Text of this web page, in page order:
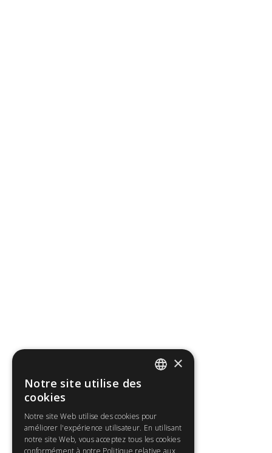
×
Notre site utilise des
cookies
Notre site Web utilise des cookies pour
améliorer l'expérience utilisateur. En utilisant
notre site Web, vous acceptez tous les cookies
conformément à notre Politique relative aux